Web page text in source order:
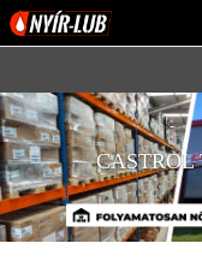
REGISZTRÁCIÓ
AZ